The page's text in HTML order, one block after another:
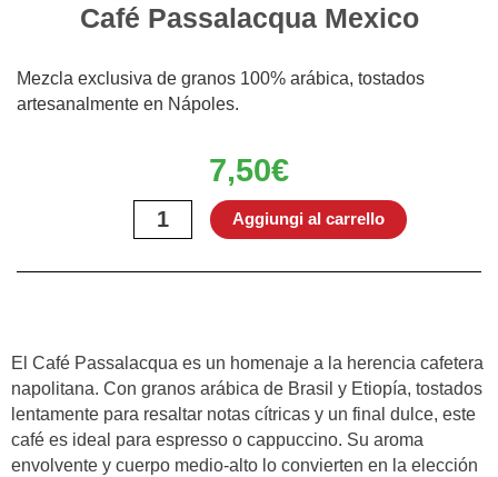
Café Passalacqua Mexico
Mezcla exclusiva de granos 100% arábica, tostados
artesanalmente en Nápoles.
7,50€
Passalacqua
Aggiungi al carrello
El Café Passalacqua es un homenaje a la herencia cafetera
napolitana. Con granos arábica de Brasil y Etiopía, tostados
lentamente para resaltar notas cítricas y un final dulce, este
café es ideal para espresso o cappuccino. Su aroma
envolvente y cuerpo medio-alto lo convierten en la elección